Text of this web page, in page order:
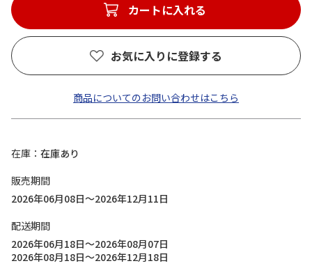
カートに入れる
お気に入りに登録する
商品についてのお問い合わせはこちら
在庫
在庫あり
販売期間
2026年06月08日～2026年12月11日
配送期間
2026年06月18日～2026年08月07日
2026年08月18日～2026年12月18日